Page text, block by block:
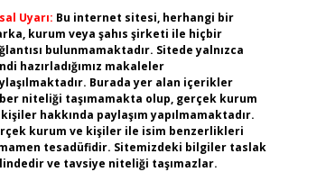
Uyarı: Bu internet sitesi, herhangi bir
kurum veya şahıs şirketi ile hiçbir
bulunmamaktadır. Sitede yalnızca
hazırladığımız makaleler
Burada yer alan içerikler
niteliği taşımamakta olup, gerçek kurum
hakkında paylaşım yapılmamaktadır.
kurum ve kişiler ile isim benzerlikleri
tesadüfidir. Sitemizdeki bilgiler taslak
ve tavsiye niteliği taşımazlar.